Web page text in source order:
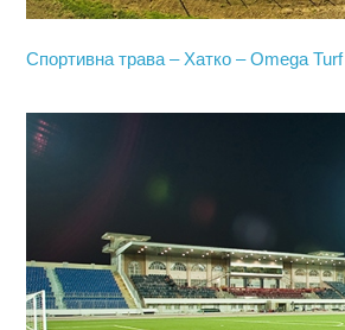
Спортивна трава – Хатко – Omega Turf